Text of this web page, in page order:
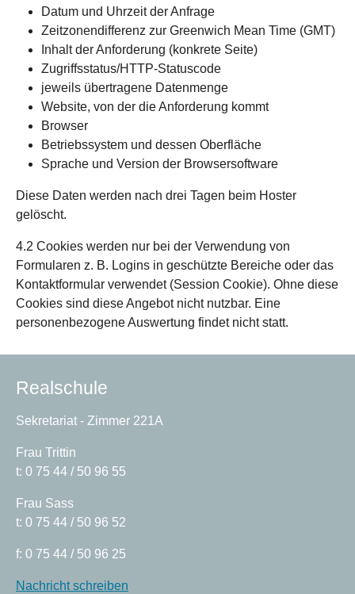
Datum und Uhrzeit der Anfrage
Zeitzonendifferenz zur Greenwich Mean Time (GMT)
Inhalt der Anforderung (konkrete Seite)
Zugriffsstatus/HTTP-Statuscode
jeweils übertragene Datenmenge
Website, von der die Anforderung kommt
Browser
Betriebssystem und dessen Oberfläche
Sprache und Version der Browsersoftware
Diese Daten werden nach drei Tagen beim Hoster
gelöscht.
4.2 Cookies werden nur bei der Verwendung von
Formularen z. B. Logins in geschützte Bereiche oder das
Kontaktformular verwendet (Session Cookie). Ohne diese
Cookies sind diese Angebot nicht nutzbar. Eine
personenbezogene Auswertung findet nicht statt.
Realschule
Sekretariat - Zimmer 221A
Frau Trittin
t: 0 75 44 / 50 96 55
Frau Sass
t: 0 75 44 / 50 96 52
f: 0 75 44 / 50 96 25
Nachricht schreiben